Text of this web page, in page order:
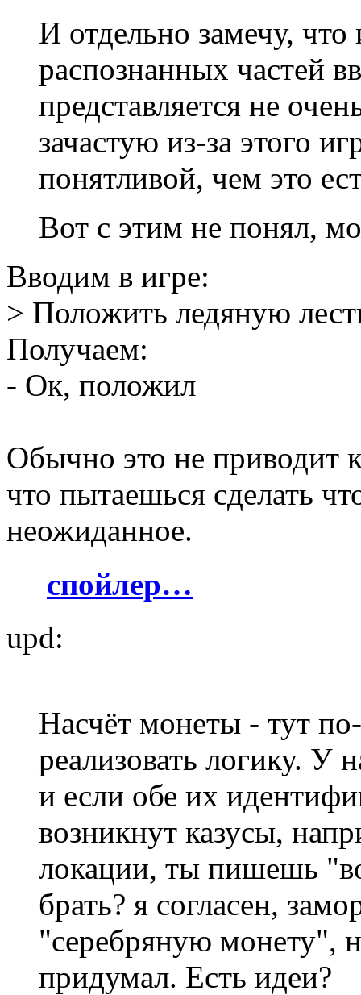
И отдельно замечу,
распознанных частей
представляется не
зачастую из-за этого
понятливой, чем это
Вот с этим не понял,
Вводим в игре:
> Положить ледяную
Получаем:
- Ок, положил
Обычно это не приводит
что пытаешься сделать
неожиданное.
спойлер…
upd:
Насчёт монеты - тут
реализовать логику. У
и если обе их
возникнут казусы,
локации, ты пишешь
брать? я согласен,
"серебряную монету",
придумал. Есть идеи?